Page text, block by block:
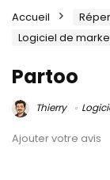
Accueil
Logiciel de
Partoo
Thierry
Ajouter votre avis